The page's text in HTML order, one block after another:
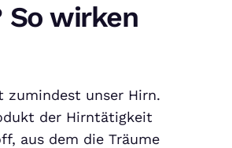
So wirken
zumindest unser Hirn.
der Hirntätigkeit
aus dem die Träume